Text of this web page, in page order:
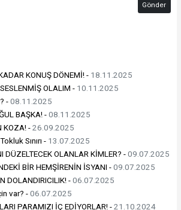
Gönder
KONUŞ DÖNEMİ! - 18.11.2025
OLALIM - 10.11.2025
-08.11.2025
BAŞKA! -08.11.2025
KOZA! -26.09.2025
Sınırı - 13.07.2025
DÜZELTECEK OLANLAR KİMLER? -09.07.2025
BİR HEMŞİRENİN İSYANI -09.07.2025
DOLANDIRICILIK! -06.07.2025
var? -06.07.2025
PARAMIZI İÇ EDİYORLAR! -21.10.2024